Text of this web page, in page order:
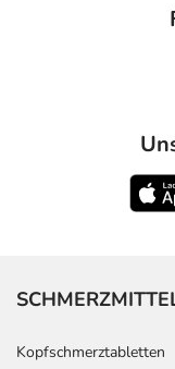
Folgebehandlung:
Die Dosierung wird
Ihrem Arzt langsam
eingestellt:
Kopfschmerztabletten